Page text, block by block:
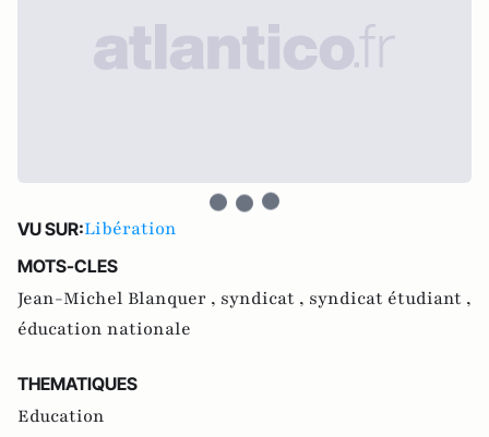
VU SUR:Libération
MOTS-CLES
Jean-Michel Blanquer , syndicat , syndicat étudiant ,
éducation nationale
THEMATIQUES
Education